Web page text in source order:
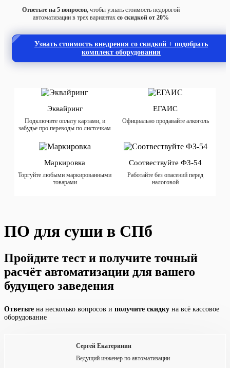
Ответьте на 5 вопросов,чтобы узнать стоимость недорогой
автоматизации в трех вариантах со скидкой от 20%
Узнать стоимость внедрения со скидкой + подобрать
комплект оборудования
Эквайринг
Подключите оплату картами, и
забудье про переводы по листочкам
ЕГАИС
Официально продавайте алкоголь
Маркировка
Торгуйте любыми маркированными
товарами
Соотвествуйте ФЗ-54
Работайте без опасений перед
налоговой
ПО для суши в СПб
Пройдите тест и получите точный
расчёт автоматизации для вашего
будущего заведения
Ответьте на несколько вопросов и получите скидку на всё кассовое
оборудование
Сергей Екатеринин
Ведущий инженер по автоматизации